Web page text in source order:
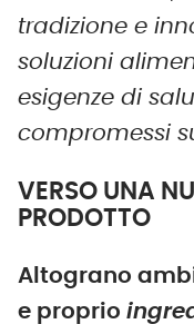
tradizione e
soluzioni
esigenze di
compromessi
VERSO UNA
PRODOTTO
Altograno
e proprio